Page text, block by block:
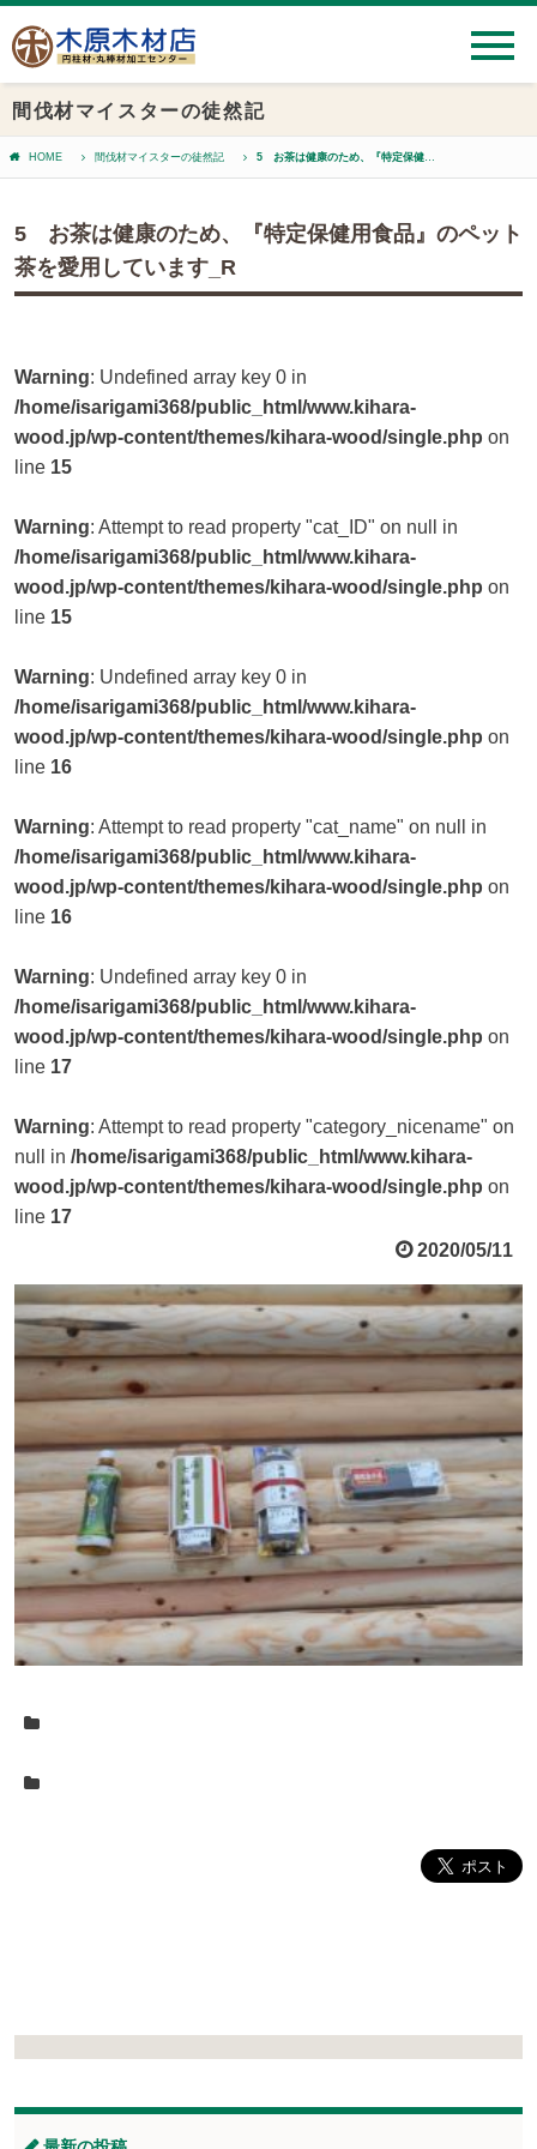
間伐材マイスターの徒然記
HOME 間伐材マイスターの徒然記 5 お茶は健康のため、『特定保健用食品』のペット茶を愛用しています_R
5 お茶は健康のため、『特定保健用食品』のペット
茶を愛用しています_R
Warning: Undefined array key 0 in
/home/isarigami368/public_html/www.kihara-
wood.jp/wp-content/themes/kihara-wood/single.php on
line 15
Warning: Attempt to read property "cat_ID" on null in
/home/isarigami368/public_html/www.kihara-
wood.jp/wp-content/themes/kihara-wood/single.php on
line 15
Warning: Undefined array key 0 in
/home/isarigami368/public_html/www.kihara-
wood.jp/wp-content/themes/kihara-wood/single.php on
line 16
Warning: Attempt to read property "cat_name" on null in
/home/isarigami368/public_html/www.kihara-
wood.jp/wp-content/themes/kihara-wood/single.php on
line 16
Warning: Undefined array key 0 in
/home/isarigami368/public_html/www.kihara-
wood.jp/wp-content/themes/kihara-wood/single.php on
line 17
Warning: Attempt to read property "category_nicename" on
null in /home/isarigami368/public_html/www.kihara-
wood.jp/wp-content/themes/kihara-wood/single.php on
line 17
2020/05/11